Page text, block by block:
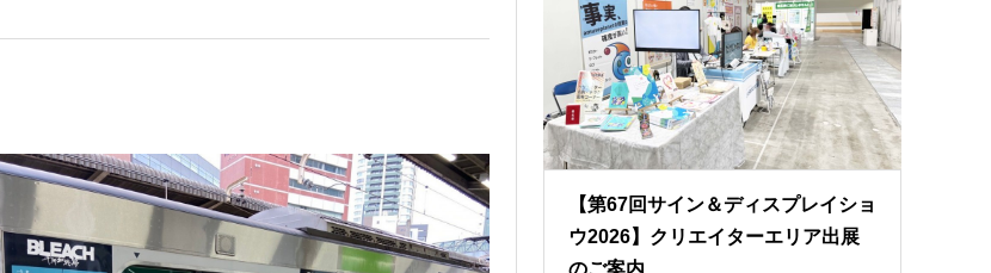
【第67回サイン＆ディスプレイショ
ウ2026】クリエイターエリア出展
のご案内